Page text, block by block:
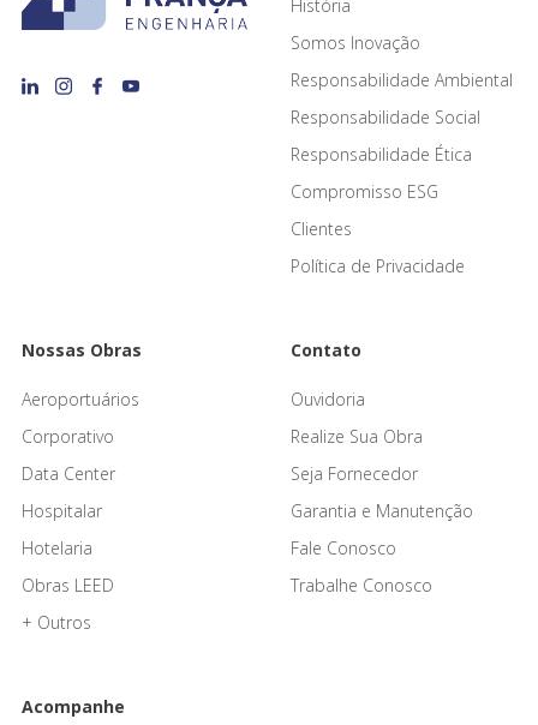
História
Somos Inovação
Responsabilidade Ambiental
Responsabilidade Social
Responsabilidade Ética
Compromisso ESG
Clientes
Política de Privacidade
Nossas Obras
Aeroportuários
Corporativo
Data Center
Hospitalar
Hotelaria
Obras LEED
+ Outros
Contato
Ouvidoria
Realize Sua Obra
Seja Fornecedor
Garantia e Manutenção
Fale Conosco
Trabalhe Conosco
Acompanhe